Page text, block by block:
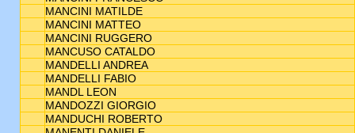
MANCINI MATILDE
MANCINI MATTEO
MANCINI RUGGERO
MANCUSO CATALDO
MANDELLI ANDREA
MANDELLI FABIO
MANDL LEON
MANDOZZI GIORGIO
MANDUCHI ROBERTO